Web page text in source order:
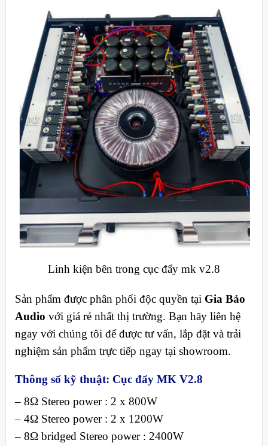
Linh kiện bên trong cục đẩy mk v2.8
Sản phẩm được phân phối độc quyền tại Gia Bảo
Audio với giá rẻ nhất thị trường. Bạn hãy liên hệ
ngay với chúng tôi để được tư vấn, lắp đặt và trải
nghiệm sản phẩm trực tiếp ngay tại showroom.
Thông số kỹ thuật: Cục đẩy MK V2.8
– 8Ω Stereo power : 2 x 800W
– 4Ω Stereo power : 2 x 1200W
– 8Ω bridged Stereo power : 2400W